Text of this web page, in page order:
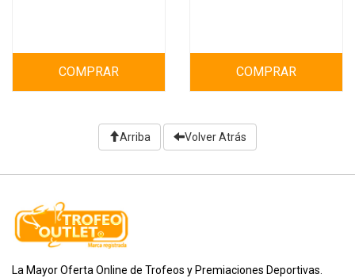
COMPRAR COMPRAR
Arriba Volver Atrás
La Mayor Oferta Online de Trofeos y Premiaciones Deportivas.